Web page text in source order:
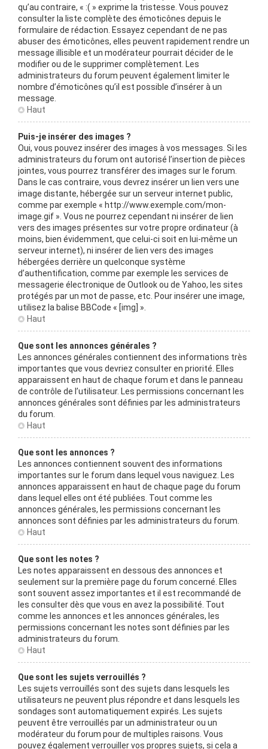
qu’au contraire, « :( » exprime la tristesse. Vous pouvez
consulter la liste complète des émoticônes depuis le
formulaire de rédaction. Essayez cependant de ne pas
abuser des émoticônes, elles peuvent rapidement rendre un
message illisible et un modérateur pourrait décider de le
modifier ou de le supprimer complètement. Les
administrateurs du forum peuvent également limiter le
nombre d’émoticônes qu’il est possible d’insérer à un
message.
Haut
Puis-je insérer des images ?
Oui, vous pouvez insérer des images à vos messages. Si les
administrateurs du forum ont autorisé l’insertion de pièces
jointes, vous pourrez transférer des images sur le forum.
Dans le cas contraire, vous devrez insérer un lien vers une
image distante, hébergée sur un serveur internet public,
comme par exemple « http://www.exemple.com/mon-
image.gif ». Vous ne pourrez cependant ni insérer de lien
vers des images présentes sur votre propre ordinateur (à
moins, bien évidemment, que celui-ci soit en lui-même un
serveur internet), ni insérer de lien vers des images
hébergées derrière un quelconque système
d’authentification, comme par exemple les services de
messagerie électronique de Outlook ou de Yahoo, les sites
protégés par un mot de passe, etc. Pour insérer une image,
utilisez la balise BBCode « [img] ».
Haut
Que sont les annonces générales ?
Les annonces générales contiennent des informations très
importantes que vous devriez consulter en priorité. Elles
apparaissent en haut de chaque forum et dans le panneau
de contrôle de l’utilisateur. Les permissions concernant les
annonces générales sont définies par les administrateurs
du forum.
Haut
Que sont les annonces ?
Les annonces contiennent souvent des informations
importantes sur le forum dans lequel vous naviguez. Les
annonces apparaissent en haut de chaque page du forum
dans lequel elles ont été publiées. Tout comme les
annonces générales, les permissions concernant les
annonces sont définies par les administrateurs du forum.
Haut
Que sont les notes ?
Les notes apparaissent en dessous des annonces et
seulement sur la première page du forum concerné. Elles
sont souvent assez importantes et il est recommandé de
les consulter dès que vous en avez la possibilité. Tout
comme les annonces et les annonces générales, les
permissions concernant les notes sont définies par les
administrateurs du forum.
Haut
Que sont les sujets verrouillés ?
Les sujets verrouillés sont des sujets dans lesquels les
utilisateurs ne peuvent plus répondre et dans lesquels les
sondages sont automatiquement expirés. Les sujets
peuvent être verrouillés par un administrateur ou un
modérateur du forum pour de multiples raisons. Vous
pouvez également verrouiller vos propres sujets, si cela a